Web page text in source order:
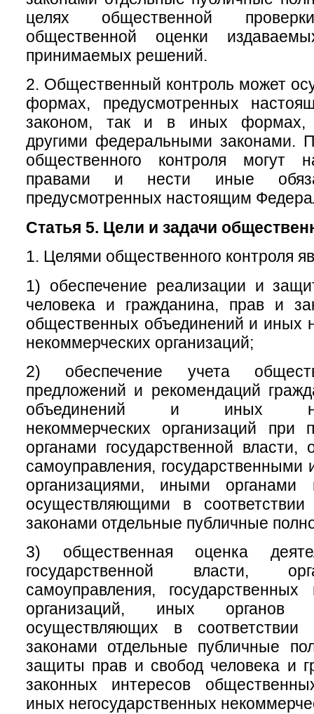
целях общественной
общественной оценки
принимаемых решений.
2. Общественный контроль может
формах, предусмотренных
законом, так и в иных формах,
другими федеральными законами.
общественного контроля могут
правами и нести иные
предусмотренных настоящим
Статья 5. Цели и задачи
1. Целями общественного контроля
1) обеспечение реализации и
человека и гражданина, прав и
общественных объединений и иных
некоммерческих организаций;
2) обеспечение учета
предложений и рекомендаций
объединений и иных
некоммерческих организаций при
органами государственной власти,
самоуправления,
организациями, иными органами
осуществляющими в
законами отдельные публичные
3) общественная оценка
государственной власти,
самоуправления,
организаций, иных органов
осуществляющих в
законами отдельные публичные
защиты прав и свобод человека и
законных интересов
иных негосударственных